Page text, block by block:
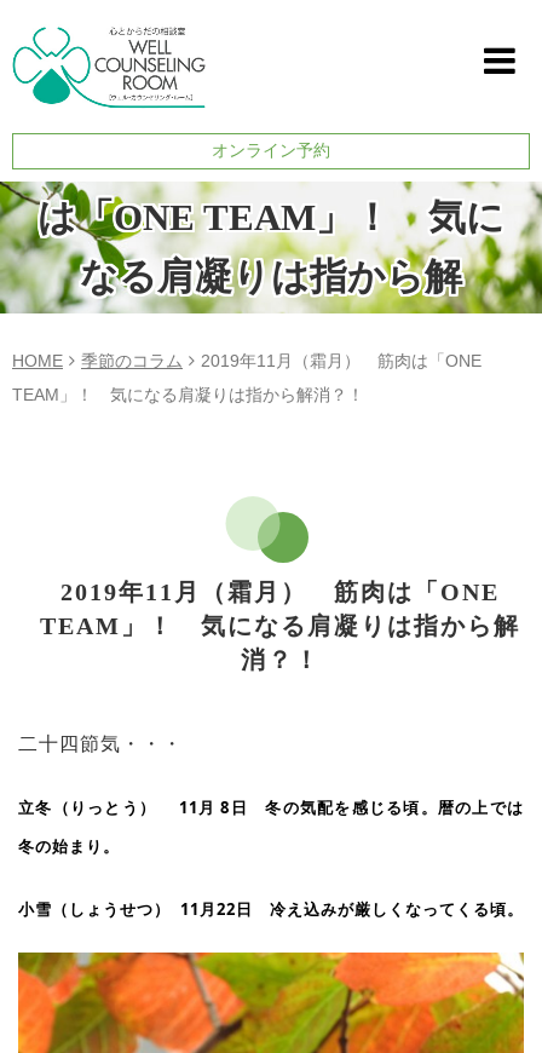
オンライン予約
2019年11月（霜月） 筋肉
は「ONE TEAM」！ 気に
なる肩凝りは指から解
HOME 季節のコラム
2019年11月（霜月） 筋肉は「ONE
TEAM」！ 気になる肩凝りは指から解消？！
2019年11月（霜月） 筋肉は「ONE
TEAM」！ 気になる肩凝りは指から解
消？！
二十四節気・・・
立冬（りっとう） 11月 8日 冬の気配を感じる頃。暦の上では
冬の始まり。
小雪（しょうせつ） 11月22日 冷え込みが厳しくなってくる頃。